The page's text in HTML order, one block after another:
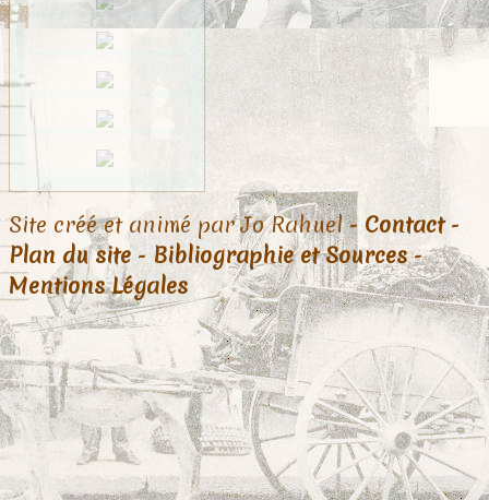
Site créé et animé par Jo Rahuel - Contact-
Plan du site - Bibliographie et Sources-
Mentions Légales